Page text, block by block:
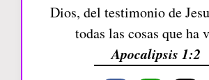
Dios, del testimonio de
todas las cosas que ha
Apocalipsis 1:2